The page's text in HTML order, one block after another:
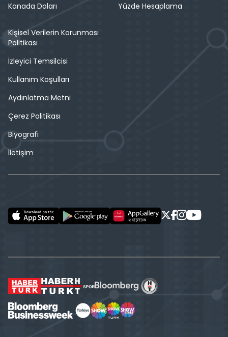
Kanada Doları
Yüzde Hesaplama
Kişisel Verilerin Korunması
Politikası
İzleyici Temsilcisi
Kullanım Koşulları
Aydınlatma Metni
Çerez Politikası
Biyografi
İletişim